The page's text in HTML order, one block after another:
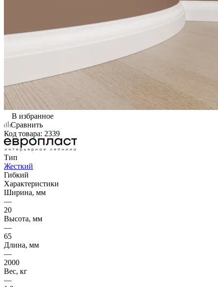
В избранное
Сравнить
Код товара: 2339
Тип
Жесткий
Гибкий
Характеристики
Ширина, мм
—
20
Высота, мм
—
65
Длина, мм
—
2000
Вес, кг
—